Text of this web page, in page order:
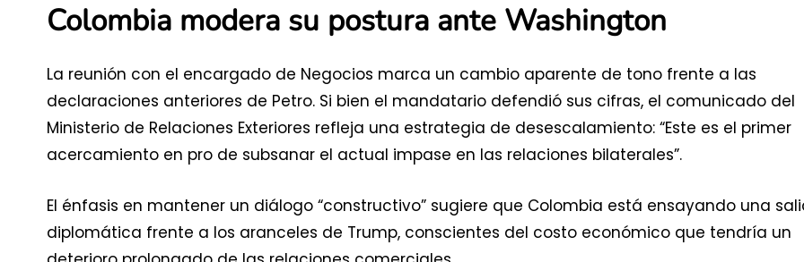
Colombia modera su postura ante Washington
La reunión con el encargado de Negocios marca un cambio aparente de tono frente a las
declaraciones anteriores de Petro. Si bien el mandatario defendió sus cifras, el comunicado del
Ministerio de Relaciones Exteriores refleja una estrategia de desescalamiento: “Este es el primer
acercamiento en pro de subsanar el actual impase en las relaciones bilaterales”.
El énfasis en mantener un diálogo “constructivo” sugiere que Colombia está ensayando una
diplomática frente a los aranceles de Trump, conscientes del costo económico que tendría un